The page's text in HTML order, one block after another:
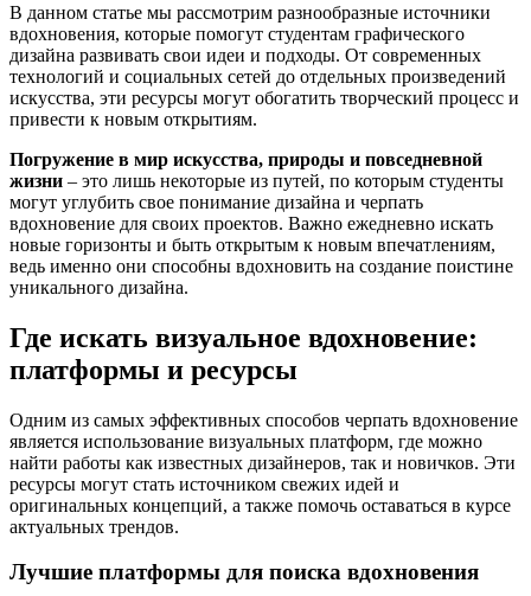
В данном статье мы рассмотрим разнообразные источники
вдохновения, которые помогут студентам графического
дизайна развивать свои идеи и подходы. От современных
технологий и социальных сетей до отдельных произведений
искусства, эти ресурсы могут обогатить творческий процесс и
привести к новым открытиям.
Погружение в мир искусства, природы и повседневной
жизни – это лишь некоторые из путей, по которым студенты
могут углубить свое понимание дизайна и черпать
вдохновение для своих проектов. Важно ежедневно искать
новые горизонты и быть открытым к новым впечатлениям,
ведь именно они способны вдохновить на создание поистине
уникального дизайна.
Где искать визуальное вдохновение:
платформы и ресурсы
Одним из самых эффективных способов черпать вдохновение
является использование визуальных платформ, где можно
найти работы как известных дизайнеров, так и новичков. Эти
ресурсы могут стать источником свежих идей и
оригинальных концепций, а также помочь оставаться в курсе
актуальных трендов.
Лучшие платформы для поиска вдохновения